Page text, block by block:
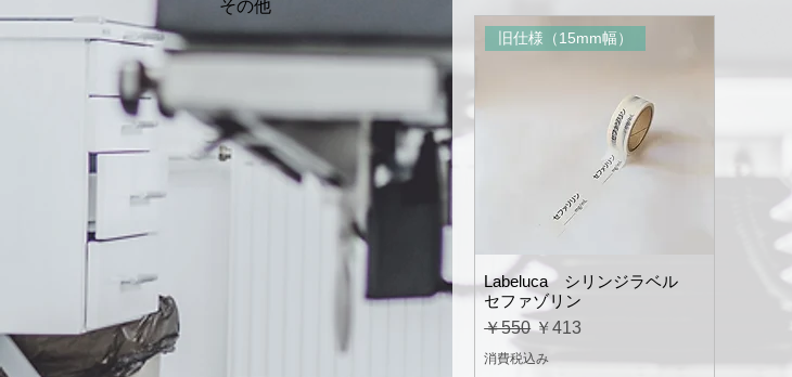
その他
旧仕様（15mm幅）
Labeluca シリンジラベル
セファゾリン
通常価格
￥550 セール価格
￥413
消費税込み